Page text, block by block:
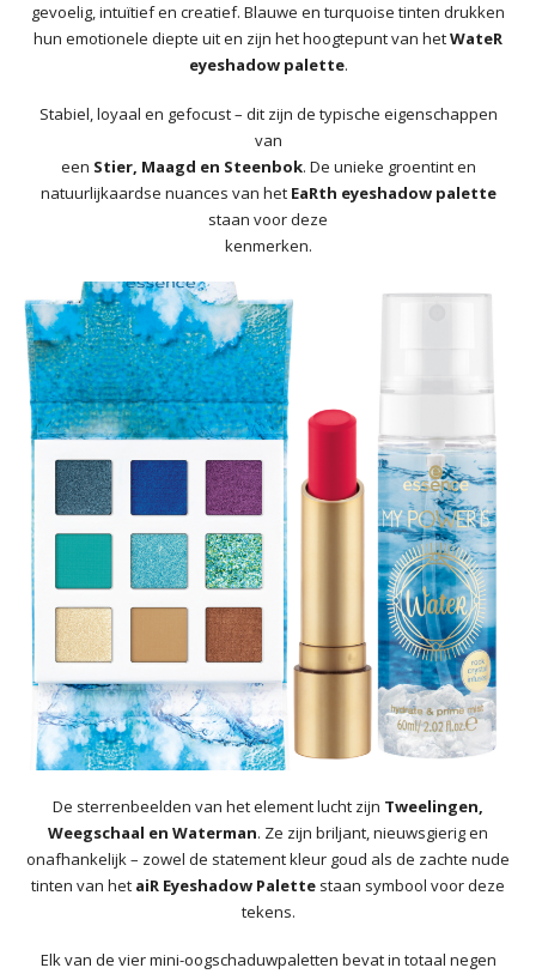
gevoelig, intuïtief en creatief. Blauwe en turquoise tinten drukken
hun emotionele diepte uit en zijn het hoogtepunt van hetWateR
eyeshadow palette.
Stabiel, loyaal en gefocust – dit zijn de typische eigenschappen
van
een Stier, Maagd en Steenbok. De unieke groentint en
natuurlijkaardse nuances van het EaRth eyeshadow palette
staan voor deze
kenmerken.
De sterrenbeelden van het element lucht zijn Tweelingen,
Weegschaal en Waterman. Ze zijn briljant, nieuwsgierig en
onafhankelijk – zowel de statement kleur goud als de zachte nude
tinten van het aiR Eyeshadow Palette staan symbool voor deze
tekens.
Elk van de vier mini-oogschaduwpaletten bevat in totaal negen